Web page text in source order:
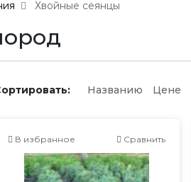
Хвойные сеянцы
Названию Цене
В избранное Сравнить